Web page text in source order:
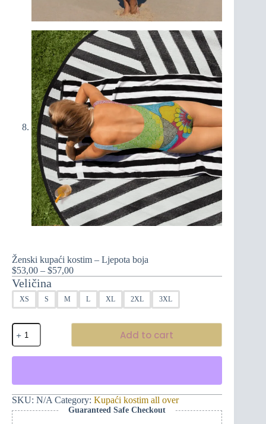
Ženski kupaći kostim – Ljepota boja
$53,00 – $57,00Raspon
od
$53,00
$57,00
Veličina
XS S M L XL 2XL 3XL
Ženski
kupaći
kostim
-
quantity
Add to cart
SKU: N/A Category: Kupaći kostim all over
Guaranteed Safe Checkout